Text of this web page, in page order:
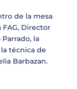
de la mesa
FAG, Director
la
técnica de
Barbazan.